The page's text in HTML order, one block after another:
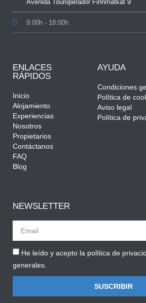
Avenida Touroperador Finnmatkat 9
9:00h - 18:00h
ENLACES
RÁPIDOS
Inicio
Alojamiento
Experiencias
Nosotros
Propietarios
Contáctanos
FAQ
Blog
AYUDA
Condiciones
Política de
Aviso legal
Política de
NEWSLETTER
He leído y acepto la política de
generales.
SUSCRIBIR